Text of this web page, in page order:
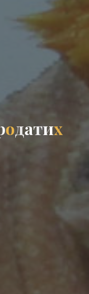
одатих